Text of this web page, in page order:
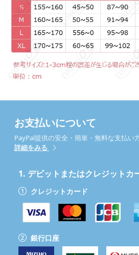
お支払いについて
PayPal提供の安全・簡単・無料な支払い
詳細をみる
1. デビットまたはクレジットカ
クレジットカード
銀行口座